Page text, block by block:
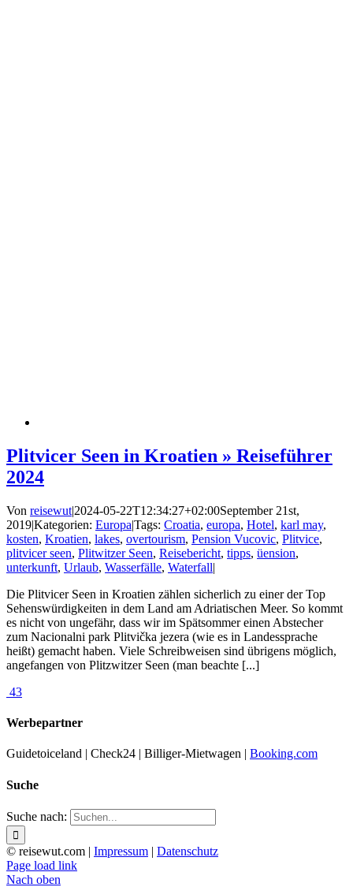
Plitvicer Seen in Kroatien » Reiseführer
2024
Von reisewut|2024-05-22T12:34:27+02:00September 21st,
2019|Kategorien: Europa|Tags: Croatia, europa, Hotel, karl may,
kosten, Kroatien, lakes, overtourism, Pension Vucovic, Plitvice,
plitvicer seen, Plitwitzer Seen, Reisebericht, tipps, üension,
unterkunft, Urlaub, Wasserfälle, Waterfall|
Die Plitvicer Seen in Kroatien zählen sicherlich zu einer der Top
Sehenswürdigkeiten in dem Land am Adriatischen Meer. So kommt
es nicht von ungefähr, dass wir im Spätsommer einen Abstecher
zum Nacionalni park Plitvička jezera (wie es in Landessprache
heißt) gemacht haben. Viele Schreibweisen sind übrigens möglich,
angefangen von Plitzwitzer Seen (man beachte [...]
43
Werbepartner
Guidetoiceland | Check24 | Billiger-Mietwagen | Booking.com
Suche
Suche nach:
© reisewut.com | Impressum | Datenschutz
Page load link
Nach oben